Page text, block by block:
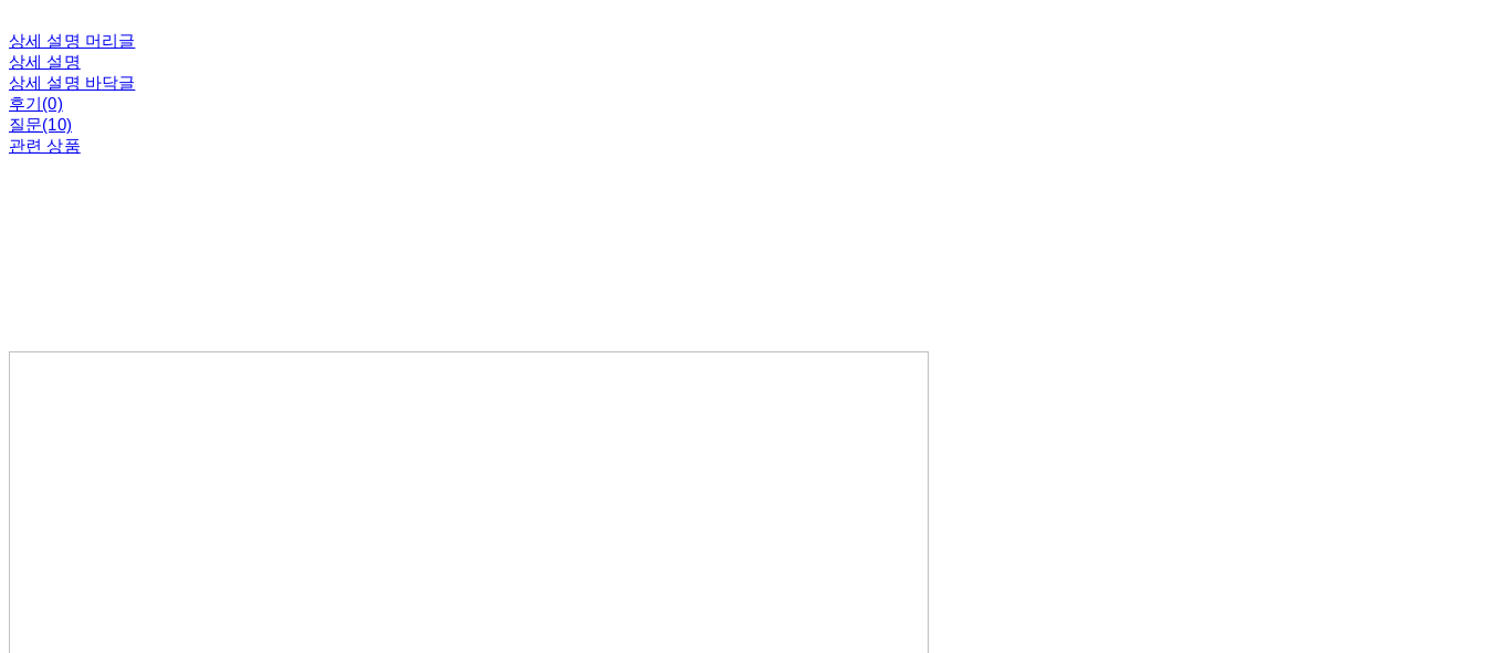
상세 설명 머리글
상세 설명
상세 설명 바닥글
후기(0)
질문(10)
관련 상품